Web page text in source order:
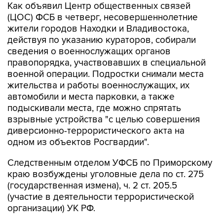
Как объявил Центр общественных связей
(ЦОС) ФСБ в четверг, несовершеннолетние
жители городов Находки и Владивостока,
действуя по указанию кураторов, собирали
сведения о военнослужащих органов
правопорядка, участвовавших в специальной
военной операции. Подростки снимали места
жительства и работы военнослужащих, их
автомобили и места парковки, а также
подыскивали места, где можно спрятать
взрывные устройства "с целью совершения
диверсионно-террористического акта на
одном из объектов Росгвардии".
Следственным отделом УФСБ по Приморскому
краю возбуждены уголовные дела по ст. 275
(государственная измена), ч. 2 ст. 205.5
(участие в деятельности террористической
организации) УК РФ.